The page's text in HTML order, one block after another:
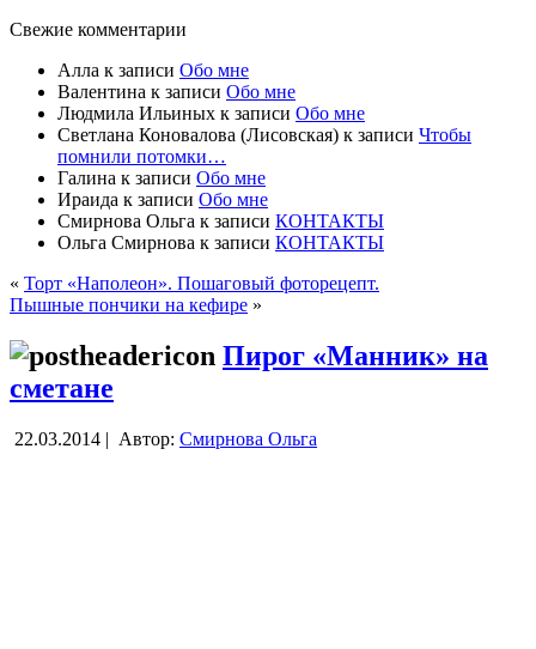
Свежие комментарии
Алла к записи Обо мне
Валентина к записи Обо мне
Людмила Ильиных к записи Обо мне
Светлана Коновалова (Лисовская) к записи Чтобы
помнили потомки…
Галина к записи Обо мне
Ираида к записи Обо мне
Смирнова Ольга к записи КОНТАКТЫ
Ольга Смирнова к записи КОНТАКТЫ
« Торт «Наполеон». Пошаговый фоторецепт.
Пышные пончики на кефире »
Пирог «Манник» на
сметане
22.03.2014 | Автор: Смирнова Ольга